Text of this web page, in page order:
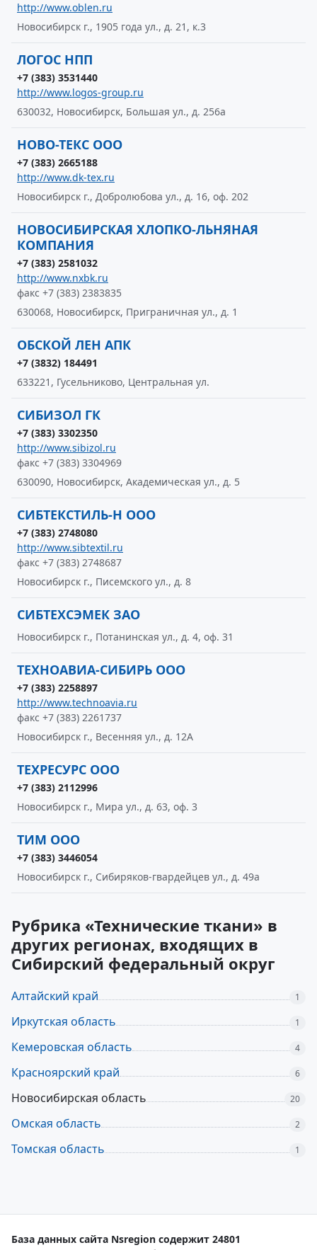
http://www.oblen.ru
Новосибирск г., 1905 года ул., д. 21, к.3
ЛОГОС НПП
+7 (383) 3531440
http://www.logos-group.ru
630032, Новосибирск, Большая ул., д. 256а
НОВО-ТЕКС ООО
+7 (383) 2665188
http://www.dk-tex.ru
Новосибирск г., Добролюбова ул., д. 16, оф. 202
НОВОСИБИРСКАЯ ХЛОПКО-ЛЬНЯНАЯ
КОМПАНИЯ
+7 (383) 2581032
http://www.nxbk.ru
факс +7 (383) 2383835
630068, Новосибирск, Приграничная ул., д. 1
ОБСКОЙ ЛЕН АПК
+7 (3832) 184491
633221, Гусельниково, Центральная ул.
СИБИЗОЛ ГК
+7 (383) 3302350
http://www.sibizol.ru
факс +7 (383) 3304969
630090, Новосибирск, Академическая ул., д. 5
СИБТЕКСТИЛЬ-Н ООО
+7 (383) 2748080
http://www.sibtextil.ru
факс +7 (383) 2748687
Новосибирск г., Писемского ул., д. 8
СИБТЕХСЭМЕК ЗАО
Новосибирск г., Потанинская ул., д. 4, оф. 31
ТЕХНОАВИА-СИБИРЬ ООО
+7 (383) 2258897
http://www.technoavia.ru
факс +7 (383) 2261737
Новосибирск г., Весенняя ул., д. 12А
ТЕХРЕСУРС ООО
+7 (383) 2112996
Новосибирск г., Мира ул., д. 63, оф. 3
ТИМ ООО
+7 (383) 3446054
Новосибирск г., Сибиряков-гвардейцев ул., д. 49а
Рубрика «Технические ткани» в
других регионах, входящих в
Сибирский федеральный округ
Алтайский край 1
Иркутская область 1
Кемеровская область 4
Красноярский край 6
Новосибирская область 20
Омская область 2
Томская область 1
База данных сайта Nsregion содержит 24801